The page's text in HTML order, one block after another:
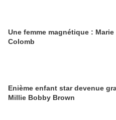
Une femme magnétique : Marie
Colomb
Enième enfant star devenue
Millie Bobby Brown